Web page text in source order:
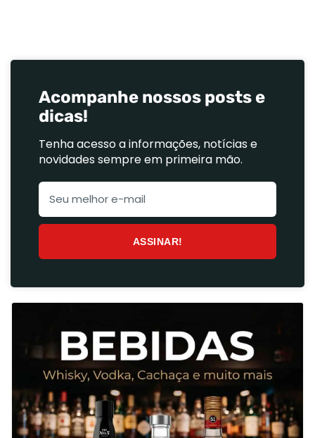
Acompanhe nossos posts e
dicas!
Tenha acesso a informações, notícias e
novidades sempre em primeira mão.
ASSINAR!